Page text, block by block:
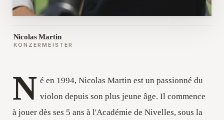
Nicolas Martin
KONZERMEISTER
N é en 1994, Nicolas Martin est un passionné du
violon depuis son plus jeune âge. Il commence
à jouer dès ses 5 ans à l'Académie de Nivelles, sous la